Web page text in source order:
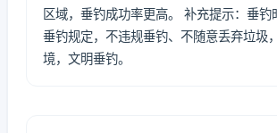
区域，垂钓成功率更高。 补充提示：垂钓
垂钓规定，不违规垂钓、不随意丢弃垃圾
境，文明垂钓。